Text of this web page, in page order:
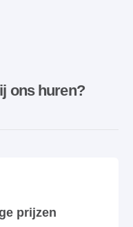
ons huren?
prijzen